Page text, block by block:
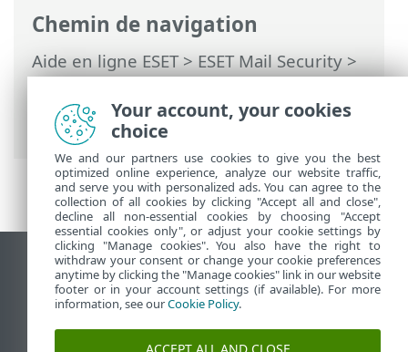
Chemin de navigation
Aide en ligne ESET>ESET Mail Security>
Paramètres de protection du serveur>
Protection antispam> Protection contre
l'usurpation de l'expéditeur
Afficher le site des postes de travail
End of Life
Base de connaissances ESET
Forum ESET
Your account, your cookies
choice
We and our partners use cookies to give you the best
optimized online experience, analyze our website traffic,
and serve you with personalized ads. You can agree to the
collection of all cookies by clicking "Accept all and close",
decline all non-essential cookies by choosing "Accept
essential cookies only", or adjust your cookie settings by
clicking "Manage cookies". You also have the right to
withdraw your consent or change your cookie preferences
anytime by clicking the "Manage cookies" link in our website
footer or in your account settings (if available). For more
information, see ourCookie Policy.